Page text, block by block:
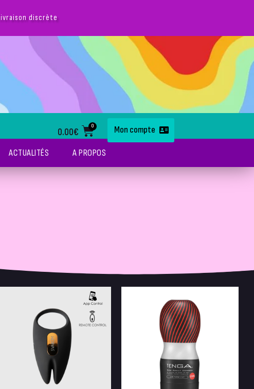
Suivez-nous sur instagram @avec.loveshop pour des conseils !
0.00€
0 Mon compte
ACTUALITÉS A PROPOS